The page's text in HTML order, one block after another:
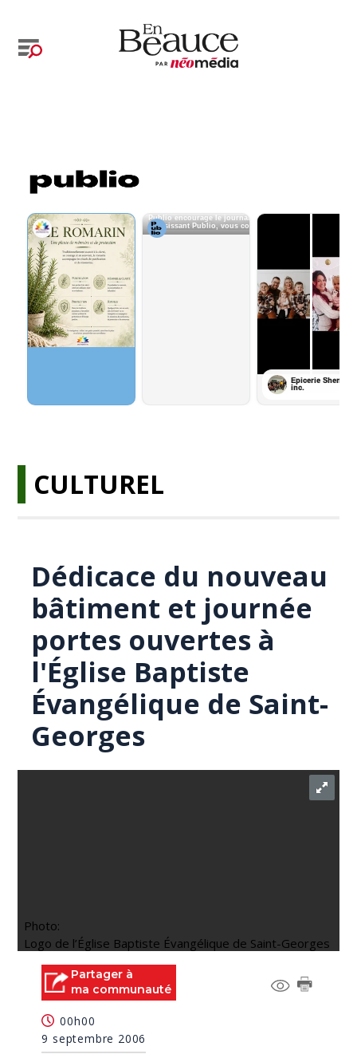
CULTUREL
Dédicace du nouveau
bâtiment et journée
portes ouvertes à
l'Église Baptiste
Évangélique de Saint-
Georges
Photo:
Logo de l’Église Baptiste Évangélique de Saint-Georges
Partager à
ma communauté
00h00
9 septembre 2006